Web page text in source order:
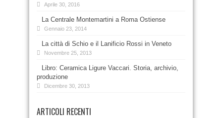
Aprile 30, 2016
La Centrale Montemartini a Roma Ostiense
Gennaio 23, 2014
La città di Schio e il Lanificio Rossi in Veneto
Novembre 25, 2013
Libro: Ceramica Ligure Vaccari. Storia, archivio,
produzione
Dicembre 30, 2013
ARTICOLI RECENTI